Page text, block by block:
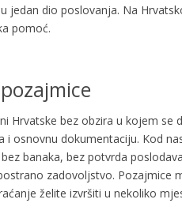
jedan dio poslovanja. Na
pomoć.
Hrvatske bez obzira u kojem
i osnovnu dokumentaciju. Kod
banaka, bez potvrda
zadovoljstvo. Pozajmice
želite izvršiti u nekoliko